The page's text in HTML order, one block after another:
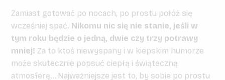
Zamiast gotować po nocach, po prostu połóż się
wcześniej spać. Nikomu nic się nie stanie, jeśli w
tym roku będzie o jedną, dwie czy trzy potrawy
mniej! Za to ktoś niewyspany i w kiepskim humorze
może skutecznie popsuć ciepłą i świąteczną
atmosferę… Najważniejsze jest to, by sobie po prostu